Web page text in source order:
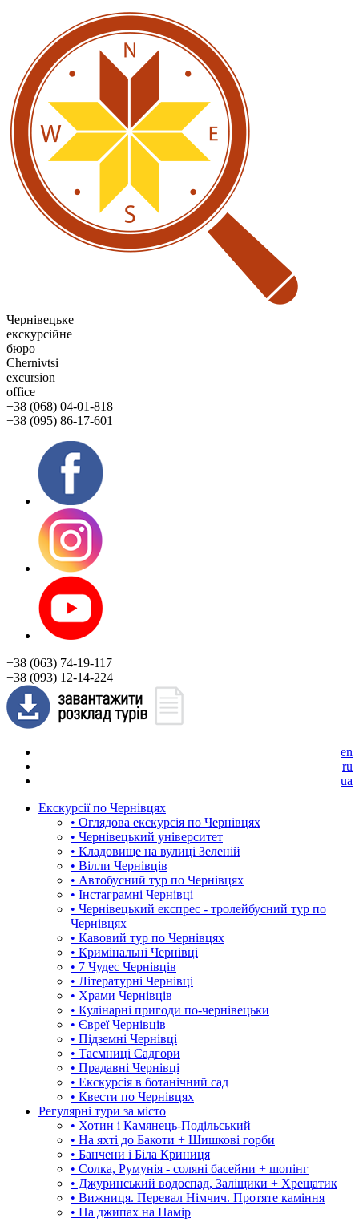
Чернівецьке
екскурсійне
бюро
Chernivtsi
excursion
office
+38 (068) 04-01-818
+38 (095) 86-17-601
+38 (063) 74-19-117
+38 (093) 12-14-224
en
ru
ua
Екскурсії по Чернівцях
• Оглядова екскурсія по Чернівцях
• Чернівецький університет
• Кладовище на вулиці Зеленій
• Вілли Чернівців
• Автобусний тур по Чернівцях
• Інстаграмні Чернівці
• Чернівецький експрес - тролейбусний тур по
Чернівцях
• Кавовий тур по Чернівцях
• Кримінальні Чернівці
• 7 Чудес Чернівців
• Літературні Чернівці
• Храми Чернівців
• Кулінарні пригоди по-чернівецьки
• Євреї Чернівців
• Підземні Чернівці
• Таємниці Садгори
• Прадавні Чернівці
• Екскурсія в ботанічний сад
• Квести по Чернівцях
Регулярні тури за місто
• Хотин і Камянець-Подільський
• На яхті до Бакоти + Шишкові горби
• Банчени і Біла Криниця
• Солка, Румунія - соляні басейни + шопінг
• Джуринський водоспад, Заліщики + Хрещатик
• Вижниця. Перевал Німчич. Протяте каміння
• На джипах на Памір